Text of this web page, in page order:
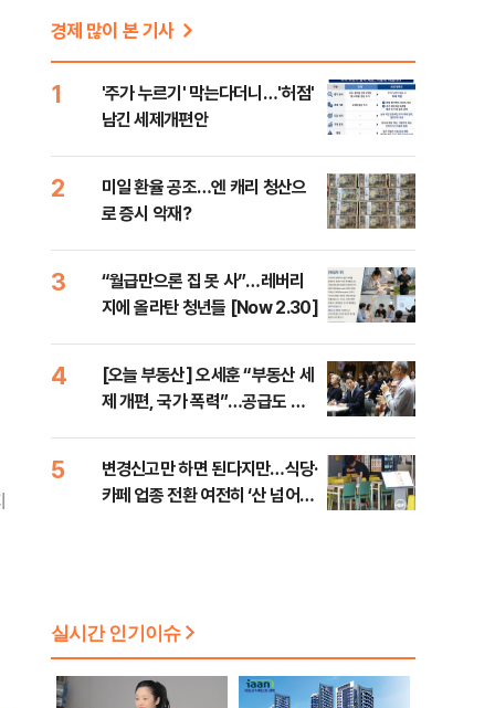
경제 많이 본 기사
1
'주가 누르기' 막는다더니…'허점'
남긴 세제개편안
2
미일 환율 공조…엔 캐리 청산으
로 증시 악재?
3
“월급만으론 집 못 사”…레버리
지에 올라탄 청년들 [Now 2.30]
4
[오늘 부동산] 오세훈 “부동산 세
제 개편, 국가 폭력”…공급도 정
5
변경신고만 하면 된다지만…식당·
카페 업종 전환 여전히 ‘산 넘어